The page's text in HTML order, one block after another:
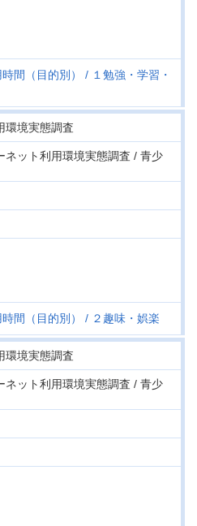
間（目的別）
１勉強・学習・
環境実態調査
ネット利用環境実態調査 / 青少
間（目的別） ２趣味・娯楽
環境実態調査
ネット利用環境実態調査 / 青少